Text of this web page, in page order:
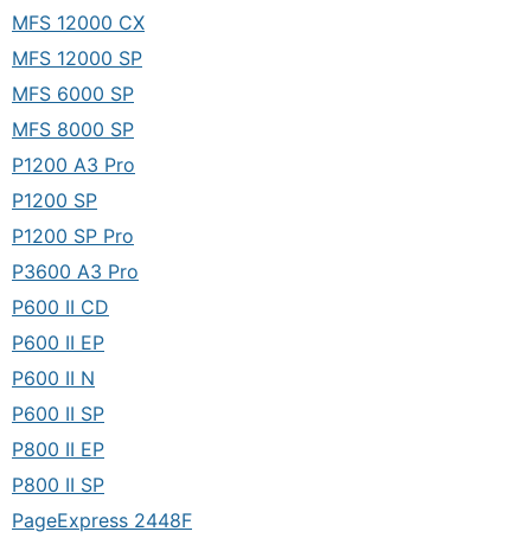
MFS 12000 CX
MFS 12000 SP
MFS 6000 SP
MFS 8000 SP
P1200 A3 Pro
P1200 SP
P1200 SP Pro
P3600 A3 Pro
P600 II CD
P600 II EP
P600 II N
P600 II SP
P800 II EP
P800 II SP
PageExpress 2448F